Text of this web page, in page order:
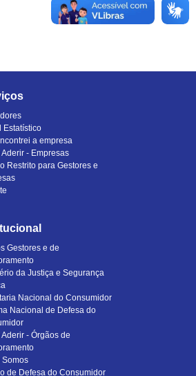
Estatístico
a empresa
- Empresas
Restrito para Gestores e
Gestores e de
da Justiça e Segurança
Nacional do Consumidor
Nacional de Defesa do
- Órgãos de
Somos
de Defesa do Consumidor